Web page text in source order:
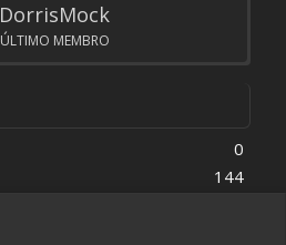
DorrisMock
ÚLTIMO MEMBRO
0
144